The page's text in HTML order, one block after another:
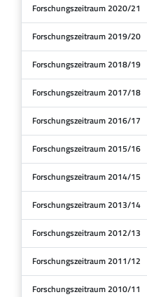
Forschungszeitraum 2020/21
Forschungszeitraum 2019/20
Forschungszeitraum 2018/19
Forschungszeitraum 2017/18
Forschungszeitraum 2016/17
Forschungszeitraum 2015/16
Forschungszeitraum 2014/15
Forschungszeitraum 2013/14
Forschungszeitraum 2012/13
Forschungszeitraum 2011/12
Forschungszeitraum 2010/11